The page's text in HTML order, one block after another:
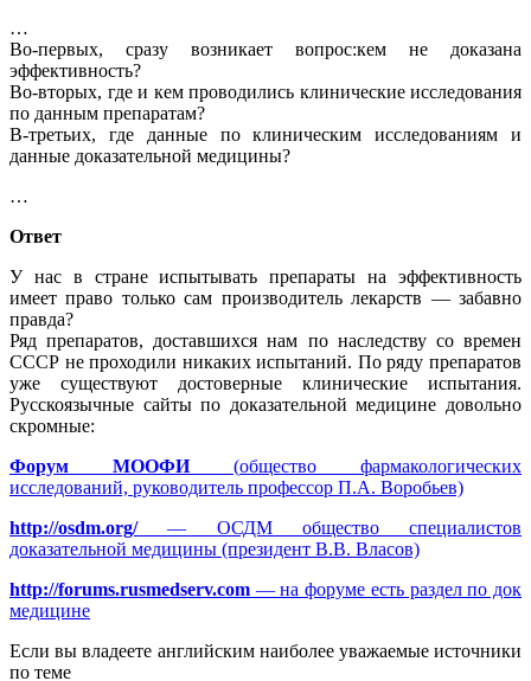
…
Во-первых, сразу возникает вопрос:кем не доказана
эффективность?
Во-вторых, где и кем проводились клинические исследования
по данным препаратам?
В-третьих, где данные по клиническим исследованиям и
данные доказательной медицины?
…
Ответ
У нас в стране испытывать препараты на эффективность
имеет право только сам производитель лекарств — забавно
правда?
Ряд препаратов, доставшихся нам по наследству со времен
СССР не проходили никаких испытаний. По ряду препаратов
уже существуют достоверные клинические испытания.
Русскоязычные сайты по доказательной медицине довольно
скромные:
Форум МООФИ(общество фармакологических
исследований, руководитель профессор П.А. Воробьев)
http://osdm.org/— ОСДМ общество специалистов
доказательной медицины (президент В.В. Власов)
http://forums.rusmedserv.com — на форуме есть раздел по док
медицине
Если вы владеете английским наиболее уважаемые источники
по теме